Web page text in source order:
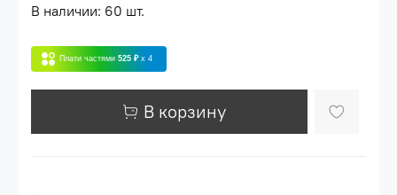
В наличии: 60 шт.
Плати частями 525 ₽ x 4
В корзину